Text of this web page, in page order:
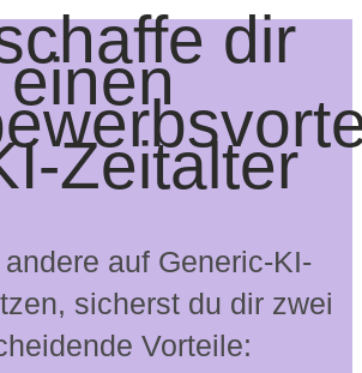
dir
einen
Zeitalter
auf Generic-KI-
sicherst du dir zwei
Vorteile: